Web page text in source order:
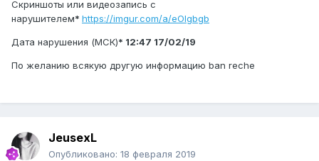
Скриншоты или видеозапись с
нарушителем* https://imgur.com/a/eOIgbgb
Дата нарушения (МСК)* 12:47 17/02/19
По желанию всякую другую информацию ban reche
JeusexL
Опубликовано: 18 февраля 2019